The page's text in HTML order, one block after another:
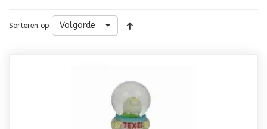
Sorteren op Volgorde